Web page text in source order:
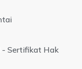
- Sertifikat Hak